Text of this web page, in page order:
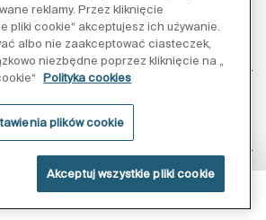
Powłoka Supraglaze
Obserwuj nas:
reklamy. Przez kliknięcie
pliki cookie“ akceptujesz ich używanie.
albo nie zaakceptować ciasteczek,
niezbędne poprzez kliknięcie na „
Polityka cookies
plików cookie
Akceptuj wszystkie pliki cookie